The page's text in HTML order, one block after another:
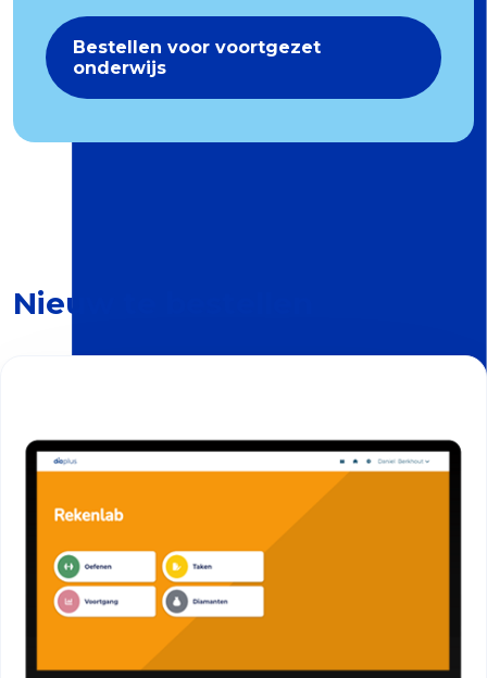
Bestellen voor voortgezet
onderwijs
Nieuw te bestellen